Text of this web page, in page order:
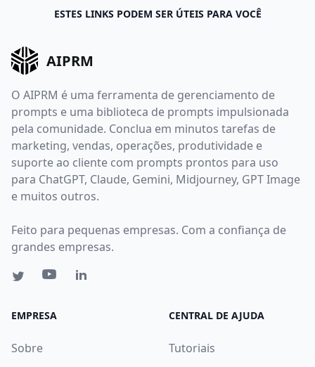
ESTES LINKS PODEM SER ÚTEIS PARA VOCÊ
AIPRM
O AIPRM é uma ferramenta de gerenciamento de
prompts e uma biblioteca de prompts impulsionada
pela comunidade. Conclua em minutos tarefas de
marketing, vendas, operações, produtividade e
suporte ao cliente com prompts prontos para uso
para ChatGPT, Claude, Gemini, Midjourney, GPT Image
e muitos outros.
Feito para pequenas empresas. Com a confiança de
grandes empresas.
EMPRESA
Sobre
CENTRAL DE AJUDA
Tutoriais